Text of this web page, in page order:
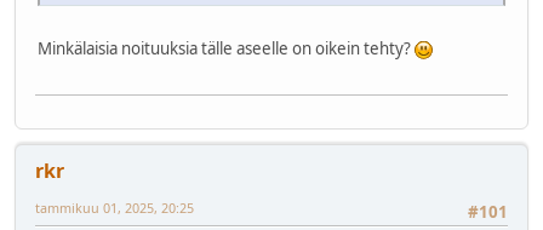
Minkälaisia noituuksia tälle aseelle on oikein tehty?
rkr
#101
tammikuu 01, 2025, 20:25